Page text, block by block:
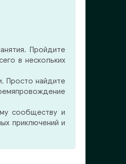
Пройдите
в нескольких
Просто найдите
сообществу и
приключений и